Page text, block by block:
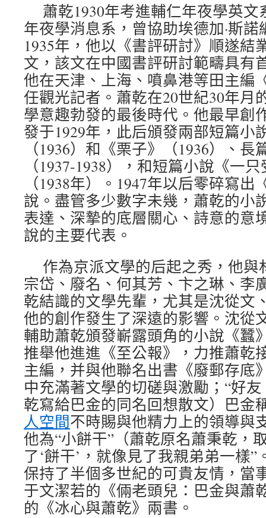
蕭乾1930年考進輔仁年夜學英文
年夜學消息系，曾協助埃德加·斯
1935年，他以《書評研討》順遂結
文，該文在中國書評研討範疇具有
他在天津、上海、噴鼻港等田主編
任觀光記者。蕭乾在20世紀30年月
學意趣勃發的最後時代。他最早創
發于1929年，此后頒發兩部短篇小
（1936）和《栗子》（1936）、
（1937-1938），和短篇小說《一
（1938年）。1947年以后零碎寫
說。盡管多少數字未幾，蕭乾的小
表達、深摯的底層關心、詩意的意
說的主要代表。
作為京派文學的后起之秀，他
宗岱、廢名、何其芳、卞之琳、李
乾結識的文學先輩，尤其是沈從文
他的創作發生了深遠的影響。沈從
輔助蕭乾頒發嶄露頭角的小說《蠶
推舉他進進《至公報》，力推蕭乾
主編，并與他聯名出書《廢郵存底
中充滿著文學的切磋與激勵；“好
乾寫給巴金的同名回想散文）巴金
人空間不時賜與他精力上的領導與
他為“小餅干”（蕭乾原名蕭秉乾，
了‘餅干’，就像見了我親弟弟一樣
保持了半個多世紀的可貴友情，當
于文潔若的《倆老頭兒：巴金與蕭
的《冰心與蕭乾》兩書。